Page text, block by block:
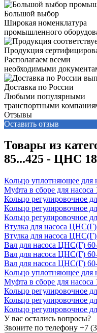
Большой выбор
Широкая номенклатура
промышленного
Продукция
Располагаем всеми
необходимыми
Доставка по России
Любыми популярными
транспортными
Отзывы
Оставить отзыв
Товары из
85...425 - ЦНС
Кольцо уплотняющее
Муфта в сборе для
Кольцо регулировочное
Кольцо регулировочное
Кольцо регулировочное
Втулка для насоса
Втулка для насоса
Вал для насоса ЦНС(Г)
Вал для насоса ЦНС(Г)
Вал для насоса ЦНС(Г)
Кольцо уплотняющее
Муфта в сборе для
Кольцо регулировочное
Кольцо регулировочное
Кольцо регулировочное
У вас остались вопросы?
Звоните по телефону +7